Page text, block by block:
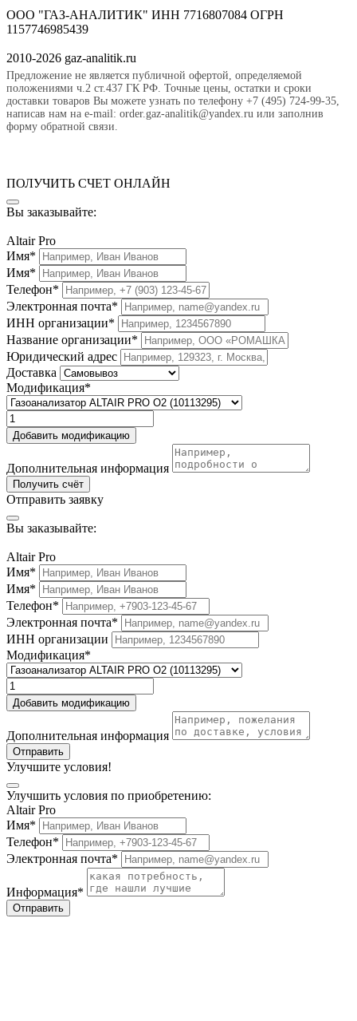
ООО "ГАЗ-АНАЛИТИК" ИНН 7716807084 ОГРН
1157746985439
2010-2026 gaz-analitik.ru
Предложение не является публичной офертой, определяемой
положениями ч.2 ст.437 ГК РФ. Точные цены, остатки и сроки
доставки товаров Вы можете узнать по телефону +7 (495) 724-99-35,
написав нам на e-mail: order.gaz-analitik@yandex.ru или заполнив
форму обратной связи.
ПОЛУЧИТЬ СЧЕТ ОНЛАЙН
Вы заказывайте:
Altair Pro
Имя*
Имя*
Телефон*
Электронная почта*
ИНН организации*
Название организации*
Юридический адрес
Доставка
Модификация*
Добавить модификацию
Дополнительная информация
Получить счёт
Отправить заявку
Вы заказывайте:
Altair Pro
Имя*
Имя*
Телефон*
Электронная почта*
ИНН организации
Модификация*
Добавить модификацию
Дополнительная информация
Отправить
Улучшите условия!
Улучшить условия по приобретению:
Altair Pro
Имя*
Телефон*
Электронная почта*
Информация*
Отправить